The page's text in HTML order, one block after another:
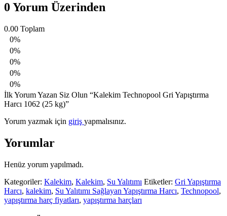
0 Yorum Üzerinden
0.00 Toplam
0%
0%
0%
0%
0%
İlk Yorum Yazan Siz Olun “Kalekim Technopool Gri Yapıştırma
Harcı 1062 (25 kg)”
Yorum yazmak için giriş yapmalısınız.
Yorumlar
Henüz yorum yapılmadı.
Kategoriler: Kalekim, Kalekim, Su Yalıtımı Etiketler: Gri Yapıştırma
Harcı, kalekim, Su Yalıtımı Sağlayan Yapıştırma Harcı, Technopool,
yapıştırma harç fiyatları, yapıştırma harçları